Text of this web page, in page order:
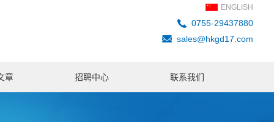
ENGLISH
0755-29437880
sales@hkgd17.com
章 招聘中心 联系我们